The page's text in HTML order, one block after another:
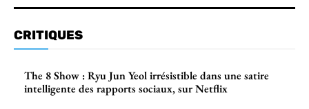
CRITIQUES
The 8 Show : Ryu Jun Yeol irrésistible dans une satire
intelligente des rapports sociaux, sur Netflix